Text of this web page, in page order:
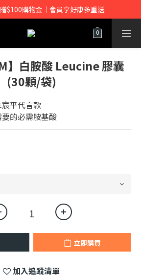
$100購物金｜會員享好康多重送
M】白胺酸 Leucine 膠囊
(30顆/袋)
平代言款
的必需胺基酸
立即購買
加入追蹤清單